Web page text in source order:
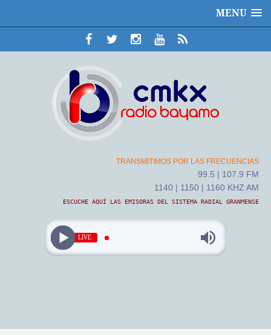
MENU
TRANSMITIMOS POR LAS FRECUENCIAS
99.5 | 107.9 FM
1140 | 1150 | 1160 KHZ AM
ESCUCHE AQUÍ LAS EMISORAS DEL SISTEMA RADIAL GRANMENSE
LIVE